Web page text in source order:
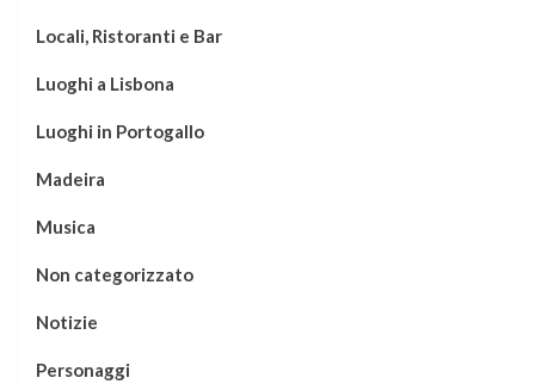
Locali, Ristoranti e Bar
Luoghi a Lisbona
Luoghi in Portogallo
Madeira
Musica
Non categorizzato
Notizie
Personaggi